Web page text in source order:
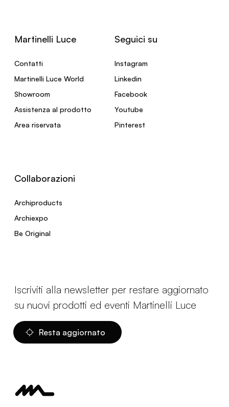
Martinelli Luce
Contatti
Martinelli Luce World
Showroom
Assistenza al prodotto
Area riservata
Seguici su
Instagram
Linkedin
Facebook
Youtube
Pinterest
Collaborazioni
Archiproducts
Archiexpo
Be Original
Iscriviti alla newsletter per restare aggiornato
su nuovi prodotti ed eventi Martinelli Luce
Resta aggiornato